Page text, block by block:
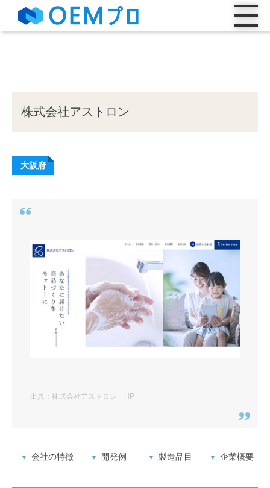
株式会社アストロン
大阪府
出典：株式会社アストロン HP
会社の特徴 開発例 製造品目 企業概要